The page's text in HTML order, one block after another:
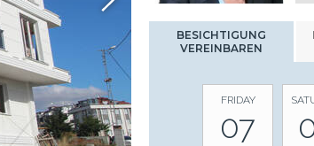
BESICHTIGUNG
VEREINBAREN
FRIDAY
07